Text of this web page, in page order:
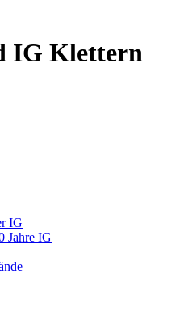
IG Klettern
IG
Jahre IG